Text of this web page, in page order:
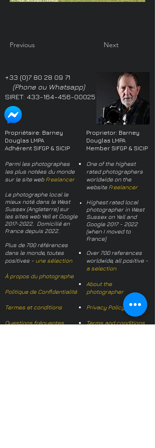
Previous Next
+33 (0)7 80 28 09 71
(Phone ou Whatsapp)
SIRET: 433-164-456-00025
Propriétaire: Barney
Douglas LMPA
Adhérent SIFGP & SICIP
Parmi les photographes
les plus notées du monde
sur le site web Freelancer
Le photographe local le
mieux noté dans le West
Sussex (Angleterre) sur
les sites web Yell et Google
2017-2022. Domicilié en
France depuis 2022.
Plus de 700 références
dans le monde, toutes
positives - une sélection
À propos du photographe
Politique de Confidentialité
Termes et conditions
Questions fréquentes
Proprietor: Barney
Douglas LMPA
Member SIFGP & SICIP
One of the highest
rated photographers
worldwide on the
website Freelancer
Highest rated local
photographer in West
Sussex on Yell and
Google 2017 - 2022
(when I moved to
France)
Over 700 references
worldwide, all positive -
a selection
About the
photographer
Privacy Policy
Terms and conditions